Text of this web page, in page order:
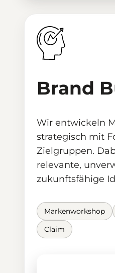
Brand
Wir entwickeln
strategisch mit
Zielgruppen.
relevante,
zukunftsfähige
Markenworkshop
Claim